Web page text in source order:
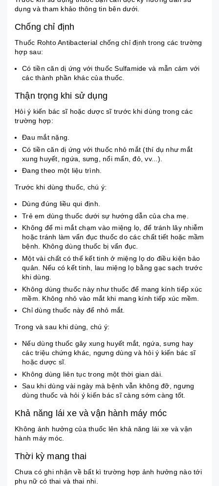
dụng và tham khảo thông tin bên dưới.
Chống chỉ định
Thuốc Rohto Antibacterial chống chỉ định trong các trường
hợp sau:
Có tiền căn dị ứng với thuốc Sulfamide và mẫn cảm với
các thành phần khác của thuốc.
Thận trọng khi sử dụng
Hỏi ý kiến bác sĩ hoặc dược sĩ trước khi dùng trong các
trường hợp:
Đau mắt nặng.
Có tiền căn dị ứng với thuốc nhỏ mắt (thí dụ như mắt
xung huyết, ngứa, sưng, nổi mẩn, đỏ, vv...).
Đang theo một liệu trình.
Trước khi dùng thuốc, chú ý:
Dùng đúng liều qui định.
Trẻ em dùng thuốc dưới sự hướng dẫn của cha mẹ.
Không để mi mắt chạm vào miệng lọ, để tránh lây nhiễm
hoặc tránh làm vẩn đục thuốc do các chất tiết hoặc mầm
bệnh. Không dùng thuốc bị vẩn đục.
Một vài chất có thể kết tinh ở miệng lọ do điều kiện bảo
quản. Nếu có kết tinh, lau miệng lọ bằng gạc sạch trước
khi dùng.
Không dùng thuốc này như thuốc để mang kính tiếp xúc
mềm. Không nhỏ vào mắt khi mang kính tiếp xúc mềm.
Chỉ dùng thuốc này để nhỏ mắt.
Trong và sau khi dùng, chú ý:
Nếu dùng thuốc gây xung huyết mắt, ngứa, sưng hay
các triệu chứng khác, ngưng dùng và hỏi ý kiến bác sĩ
hoặc dược sĩ.
Không dùng liên tục trong một thời gian dài.
Sau khi dùng vài ngày mà bệnh vẫn không đỡ, ngưng
dùng thuốc và hỏi ý kiến bác sĩ càng sớm càng tốt.
Khả năng lái xe và vận hành máy móc
Không ảnh hưởng của thuốc lên khả năng lái xe và vận
hành máy móc.
Thời kỳ mang thai
Chưa có ghi nhận về bất kì trường hợp ảnh hưởng nào tới
phụ nữ có thai và thai nhi.